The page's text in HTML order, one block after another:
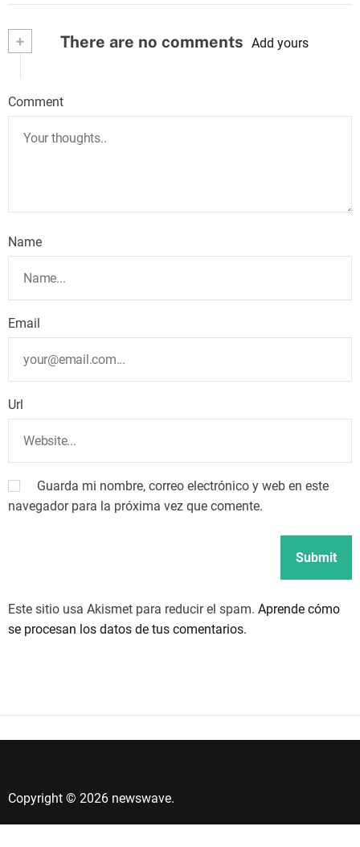
+ There are no comments Add yours
Comment
Name
Email
Url
Guarda mi nombre, correo electrónico y web en este
navegador para la próxima vez que comente.
Este sitio usa Akismet para reducir el spam. Aprende cómo
se procesan los datos de tus comentarios.
Copyright © 2026 newswave.